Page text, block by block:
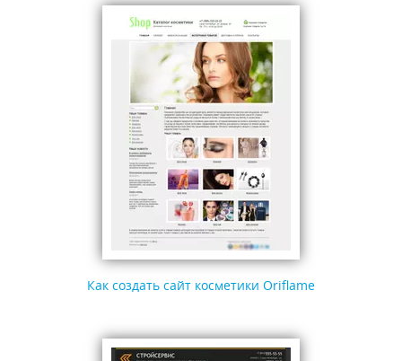
Как создать сайт косметики Oriflame